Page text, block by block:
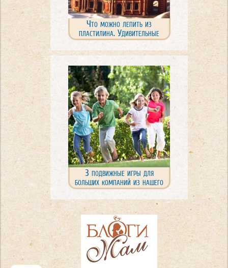
Что можно лепить из
пластилина. Удивительные
идеи!
3 подвижные игры для
больших компаний из нашего
детства